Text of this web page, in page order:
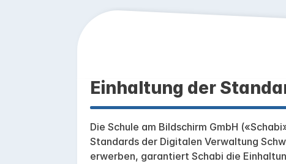
Einhaltung der
Die Schule am Bildschirm GmbH
Standards der Digitalen Verwaltung
erwerben, garantiert Schabi die